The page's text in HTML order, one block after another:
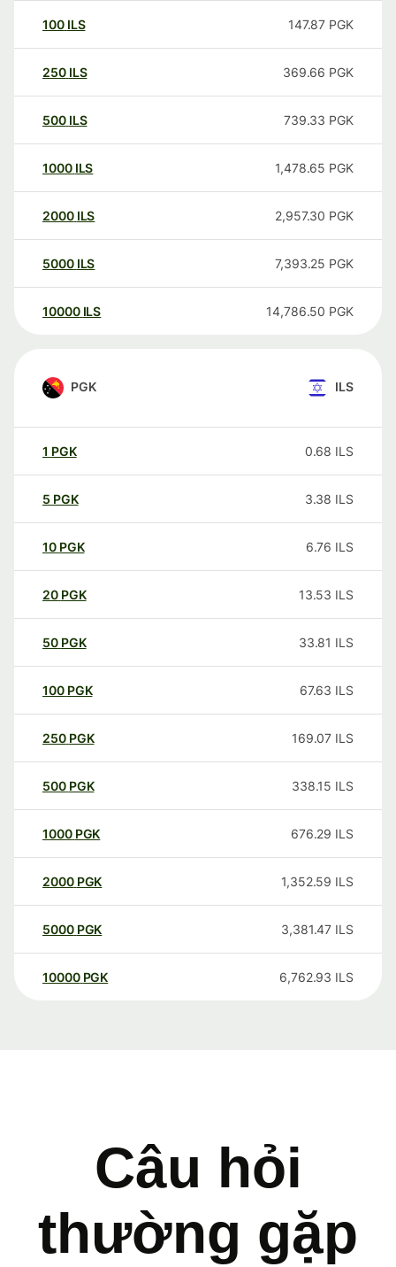
100 ILS 147.87 PGK
250 ILS 369.66 PGK
500 ILS 739.33 PGK
1000 ILS 1,478.65 PGK
2000 ILS 2,957.30 PGK
5000 ILS 7,393.25 PGK
10000 ILS 14,786.50 PGK
PGK ILS
1 PGK 0.68 ILS
5 PGK 3.38 ILS
10 PGK 6.76 ILS
20 PGK 13.53 ILS
50 PGK 33.81 ILS
100 PGK 67.63 ILS
250 PGK 169.07 ILS
500 PGK 338.15 ILS
1000 PGK 676.29 ILS
2000 PGK 1,352.59 ILS
5000 PGK 3,381.47 ILS
10000 PGK 6,762.93 ILS
Câu hỏi
thường gặp